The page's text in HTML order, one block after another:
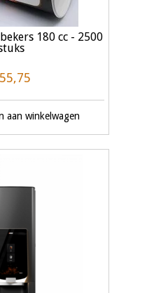
180 cc - 2500
aan winkelwagen